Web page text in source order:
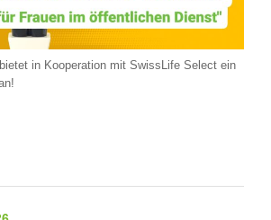
in Kooperation mit SwissLife Select ein